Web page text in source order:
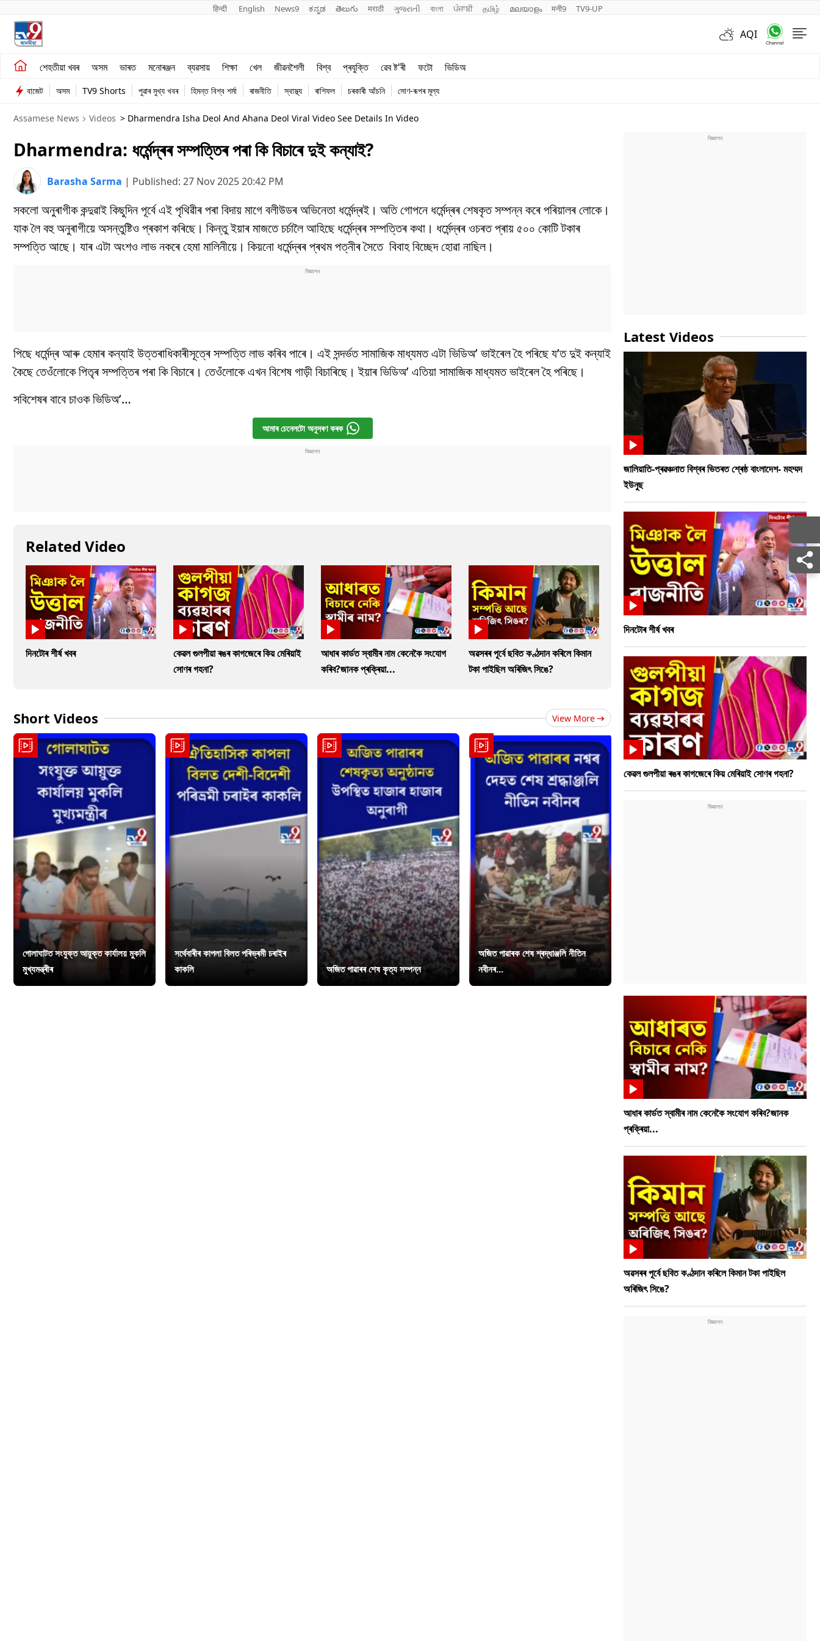
हिन्दी English News9 ಕನ್ನಡ తెలుగు मराठी ગુજરાતી বাংলা ਪੰਜਾਬੀ தமிழ் മലയാളം मनी9 TV9-UP
AQI
শেহতীয়া খবৰ অসম ভাৰত মনোৰঞ্জন ব্যৱসায় শিক্ষা খেল জীৱনশৈলী বিশ্ব প্ৰযুক্তি ৱেব ষ্ট'ৰী ফটো ভিডিঅ
শেহতীয়া খবৰ
অসম
ভাৰত
ব্যৱসায়
খেল
জীৱনশৈলী
বাজেট অসম TV9 Shorts পুৱাৰ মুখ্য খবৰ হিমন্ত বিশ্ব শৰ্মা ৰাজনীতি স্বাস্থ্য ৰাশিফল চৰকাৰী আঁচনি সোণ-ৰূপৰ মূল্য
Assamese News Videos > Dharmendra Isha Deol And Ahana Deol Viral Video See Details In Video
Dharmendra: ধৰ্মেন্দ্ৰৰ সম্পত্তিৰ পৰা কি বিচাৰে দুই কন্যাই?
Barasha Sarma | Published: 27 Nov 2025 20:42 PM
সকলো অনুৰাগীক কন্দুৱাই কিছুদিন পূৰ্বে এই পৃথিৱীৰ পৰা বিদায় মাগে বলীউডৰ অভিনেতা ধৰ্মেন্দ্ৰই। অতি গোপনে ধৰ্মেন্দ্ৰৰ শেষকৃত সম্পন্ন কৰে পৰিয়ালৰ লোকে।
যাক লৈ বহু অনুৰাগীয়ে অসন্তুষ্টিও প্ৰকাশ কৰিছে। কিন্তু ইয়াৰ মাজতে চৰ্চালৈ আহিছে ধৰ্মেন্দ্ৰৰ সম্পত্তিৰ কথা। ধৰ্মেন্দ্ৰৰ ওচৰত প্ৰায় ৫০০ কোটি টকাৰ
সম্পত্তি আছে। যাৰ এটা অংশও লাভ নকৰে হেমা মালিনীয়ে। কিয়নো ধৰ্মেন্দ্ৰৰ প্ৰথম পত্নীৰ সৈতে বিবাহ বিচ্ছেদ হোৱা নাছিল।
পিছে ধৰ্মেন্দ্ৰ আৰু হেমাৰ কন্যাই উত্তৰাধিকাৰীসূত্ৰে সম্পত্তি লাভ কৰিব পাৰে। এই সন্দৰ্ভত সামাজিক মাধ্যমত এটা ভিডিঅ’ ভাইৰেল হৈ পৰিছে য’ত দুই কন্যাই
কৈছে তেওঁলোকে পিতৃৰ সম্পত্তিৰ পৰা কি বিচাৰে। তেওঁলোকে এখন বিশেষ গাড়ী বিচাৰিছে। ইয়াৰ ভিডিঅ’ এতিয়া সামাজিক মাধ্যমত ভাইৰেল হৈ পৰিছে।
সবিশেষৰ বাবে চাওক ভিডিঅ’…
আমাৰ চেনেলটো অনুসৰণ কৰক
Related Video
দিনটোৰ শীৰ্ষ খবৰ
কেৱল গুলপীয়া ৰঙৰ কাগজেৰে কিয় মেৰিয়াই
সোণৰ গহনা?
আধাৰ কাৰ্ডত স্বামীৰ নাম কেনেকৈ সংযোগ
কৰিব?জানক প্ৰক্ৰিয়া...
অৱসৰৰ পূৰ্বে ছবিত কণ্ঠদান কৰিলে কিমান
টকা পাইছিল অৰিজিৎ সিঙে?
Short Videos View More
গোলাঘাটত সংযুক্ত আয়ুক্ত কাৰ্যালয় মুকলি
মুখ্যমন্ত্ৰীৰ
সৰ্থেবাৰীৰ কাপলা বিলত পৰিভ্ৰমী চৰাইৰ
কাকলি
অজিত পাৱাৰৰ শেষ কৃত্য সম্পন্ন
অজিত পাৱাৰক শেষ শ্ৰদ্ধাঞ্জলি নীতিন
নবীনৰ...
Latest Videos
জালিয়াতি-প্ৰৱঞ্চনাত বিশ্বৰ ভিতৰত শ্ৰেষ্ঠ বাংলাদেশ- মহম্মদ
ইউনুছ
দিনটোৰ শীৰ্ষ খবৰ
কেৱল গুলপীয়া ৰঙৰ কাগজেৰে কিয় মেৰিয়াই সোণৰ গহনা?
আধাৰ কাৰ্ডত স্বামীৰ নাম কেনেকৈ সংযোগ কৰিব?জানক
প্ৰক্ৰিয়া...
অৱসৰৰ পূৰ্বে ছবিত কণ্ঠদান কৰিলে কিমান টকা পাইছিল
অৰিজিৎ সিঙে?